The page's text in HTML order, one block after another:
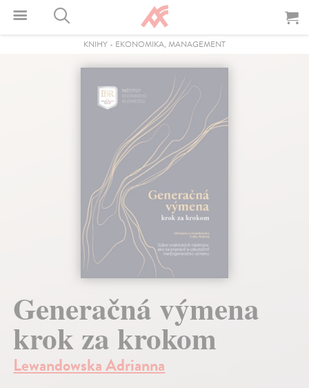
KNIHY - EKONOMIKA, MANAGEMENT
Generačná výmena
krok za krokom
Lewandowska Adrianna